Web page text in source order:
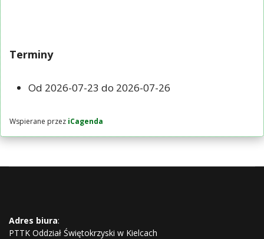
Terminy
Od 2026-07-23 do 2026-07-26
Wspierane przez iCagenda
Adres biura:
PTTK Oddział Świętokrzyski w Kielcach